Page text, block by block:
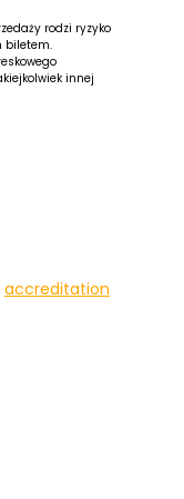
rodzi ryzyko
biletem.
innej
accreditation